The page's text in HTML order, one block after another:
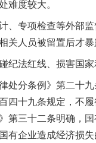
难度较大。
专项检查等外部监
人员被留置后才
法红线、损害国家
分条例》第二十九
四十九条规定，不
第三十二条明确，
有企业造成经济损